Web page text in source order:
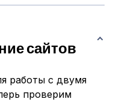
сайтов
работы с двумя
проверим